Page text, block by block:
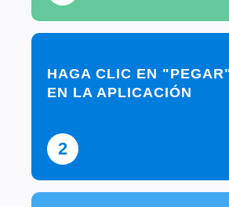
2
HAGA CLIC EN
EN LA APLICACIÓN